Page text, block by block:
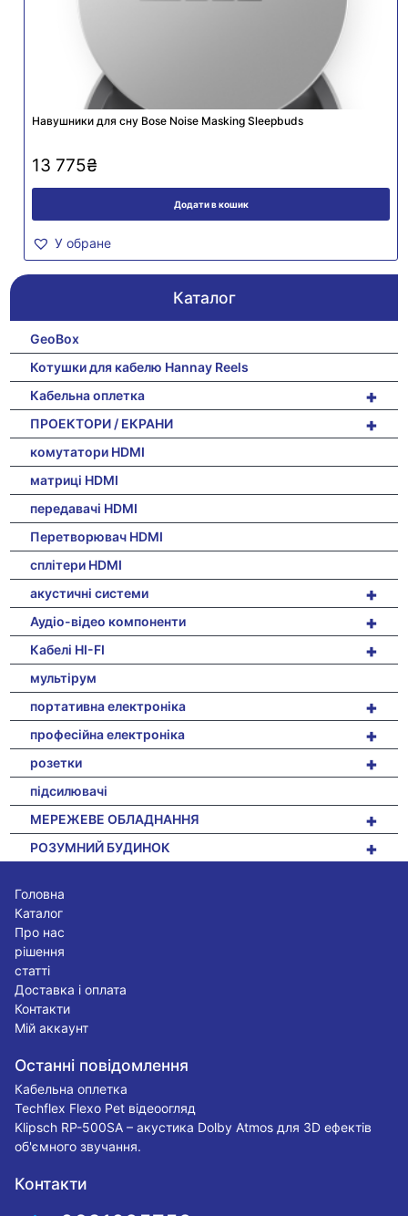
Навушники для сну Bose Noise Masking Sleepbuds
13 775₴
Додати в кошик
У обране
Каталог
GeoBox
Котушки для кабелю Hannay Reels
+
Кабельна оплетка
+
ПРОЕКТОРИ / ЕКРАНИ
комутатори HDMI
матриці HDMI
передавачі HDMI
Перетворювач HDMI
сплітери HDMI
+
акустичні системи
+
Аудіо-відео компоненти
+
Кабелі HI-FI
мультірум
+
портативна електроніка
+
професійна електроніка
+
розетки
підсилювачі
+
МЕРЕЖЕВЕ ОБЛАДНАННЯ
+
РОЗУМНИЙ БУДИНОК
Головна
Каталог
Про нас
рішення
статті
Доставка і оплата
Контакти
Мій аккаунт
Останні повідомлення
Кабельна оплетка
Techflex Flexo Pet відеоогляд
Klipsch RP-500SA – акустика Dolby Atmos для 3D ефектів
об'ємного звучання.
Контакти